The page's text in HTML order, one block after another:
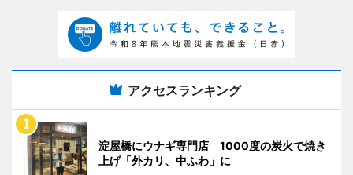
アクセスランキング
淀屋橋にウナギ専門店 1000度の炭火で焼き
上げ「外カリ、中ふわ」に